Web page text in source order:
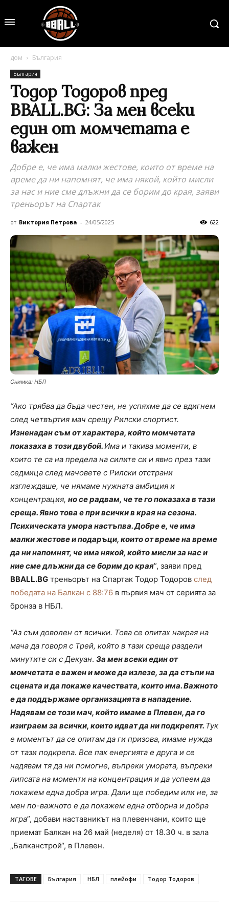
дом България
България
Тодор Тодоров пред
BBALL.BG: За мен всеки
един от момчетата е
важен
Добре е, че има малки жестове, които от време на
време да ни напомнят, че има някой, който мисли
за нас и ние сме длъжни да се борим до края, заяви
треньорът на Спартак
от Виктория Петрова - 24/05/2025 622
Снимка: НБЛ
“Ако трябва да бъда честен, не успяхме да се вдигнем
след четвъртия мач срещу Рилски спортист.
Изненадан съм от характера, който момчетата
показаха в този двубой.Има и такива моменти, в
които те са на предела на силите си и явно през тази
седмица след мачовете с Рилски отстрани
изглеждаше, че нямаме нужната амбиция и
концентрация, но се радвам, че те го показаха в тази
среща. Явно това е при всички в края на сезона.
Психическата умора настъпва. Добре е, че има
малки жестове и подаръци, които от време на време
да ни напомнят, че има някой, който мисли за нас и
ние сме длъжни да се борим до края”, заяви пред
BBALL.BG треньорът на Спартак Тодор Тодоров след
победата на Балкан с 88:76 в първия мач от серията за
бронза в НБЛ.
“Аз съм доволен от всички. Това се опитах накрая на
мача да говоря с Трей, който в тази среща раздели
минутите си с Декуан. За мен всеки един от
момчетата е важен и може да излезе, за да стъпи на
сцената и да покаже качествата, които има. Важното
е да поддържаме организацията в нападение.
Надявам се този мач, който имаме в Плевен, да го
изиграем за всички, които идват да ни подкрепят. Тук
е моментът да се опитам да ги призова, имаме нужда
от тази подкрепа. Все пак енергията е друга и се
надявам тя да ни помогне, въпреки умората, въпреки
липсата на моменти на концентрация и да успеем да
покажем една добра игра. Дали ще победим или не, за
мен по-важното е да покажем една отборна и добра
игра”, добави наставникът на плевенчани, които ще
приемат Балкан на 26 май (неделя) от 18.30 ч. в зала
„Балканстрой“, в Плевен.
ТАГОВЕ България НБЛ плейофи Тодор Тодоров